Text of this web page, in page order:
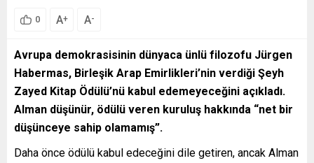
0 A+ A-
Avrupa demokrasisinin dünyaca ünlü filozofu Jürgen
Habermas, Birleşik Arap Emirlikleri’nin verdiği Şeyh
Zayed Kitap Ödülü’nü kabul edemeyeceğini açıkladı.
Alman düşünür, ödülü veren kuruluş hakkında “net bir
düşünceye sahip olamamış”.
Daha önce ödülü kabul edeceğini dile getiren, ancak Alman